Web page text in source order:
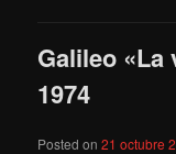
Galileo «La
1974
Posted on21 octubre